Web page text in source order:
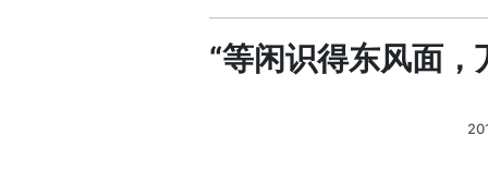
“等闲识得东风面